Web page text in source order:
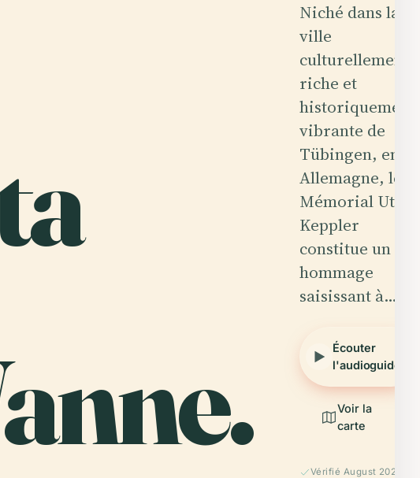
Niché dans la
ville
culturellement
riche et
historiquement
vibrante de
Tübingen, en
Allemagne, le
Mémorial Utta
Keppler
constitue un
hommage
saisissant à…
Écouter
l'audioguide
Voir la
carte
Vérifié August 2025